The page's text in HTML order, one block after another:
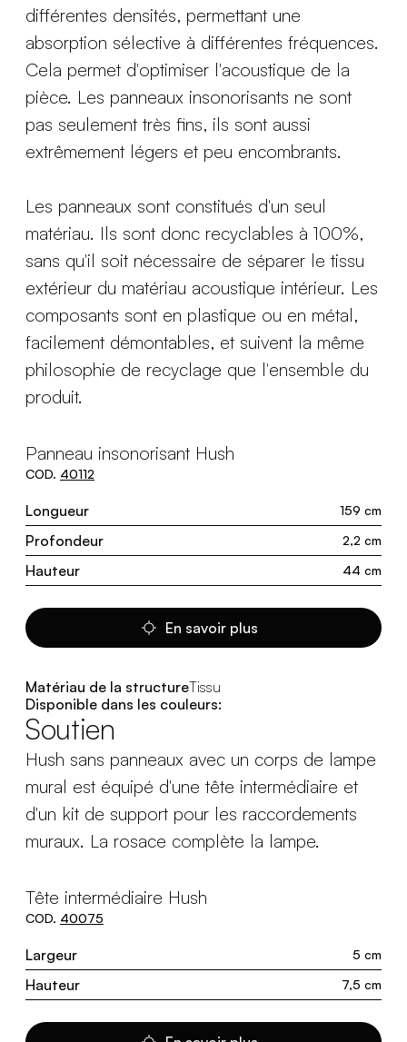
différentes densités, permettant une
absorption sélective à différentes fréquences.
Cela permet d'optimiser l'acoustique de la
pièce. Les panneaux insonorisants ne sont
pas seulement très fins, ils sont aussi
extrêmement légers et peu encombrants.
Les panneaux sont constitués d'un seul
matériau. Ils sont donc recyclables à 100%,
sans qu'il soit nécessaire de séparer le tissu
extérieur du matériau acoustique intérieur. Les
composants sont en plastique ou en métal,
facilement démontables, et suivent la même
philosophie de recyclage que l'ensemble du
produit.
Panneau insonorisant Hush
COD. 40112
Longueur 159 cm
Profondeur 2,2 cm
Hauteur 44 cm
En savoir plus
Matériau de la structureTissu
Disponible dans les couleurs:
Soutien
Hush sans panneaux avec un corps de lampe
mural est équipé d'une tête intermédiaire et
d'un kit de support pour les raccordements
muraux. La rosace complète la lampe.
Tête intermédiaire Hush
COD. 40075
Largeur 5 cm
Hauteur 7,5 cm